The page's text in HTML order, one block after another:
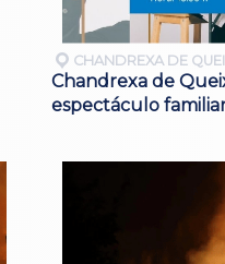
CHANDREXA DE
Chandrexa de
espectáculo